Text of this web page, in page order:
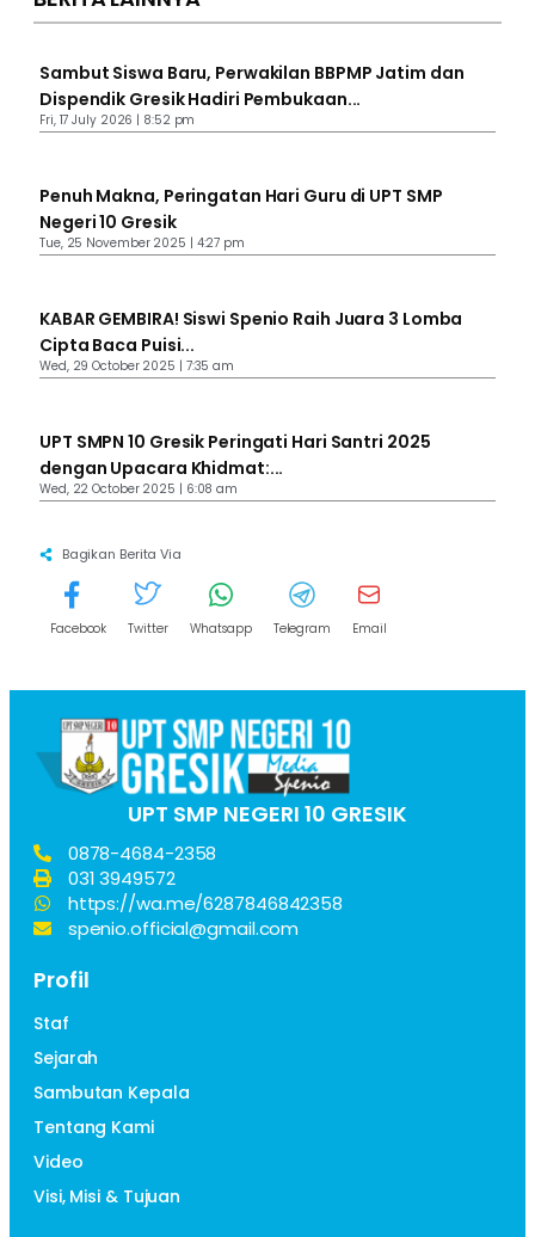
Sambut Siswa Baru, Perwakilan BBPMP Jatim dan
Dispendik Gresik Hadiri Pembukaan...
Fri, 17 July 2026 | 8:52 pm
Penuh Makna, Peringatan Hari Guru di UPT SMP
Negeri 10 Gresik
Tue, 25 November 2025 | 4:27 pm
KABAR GEMBIRA! Siswi Spenio Raih Juara 3 Lomba
Cipta Baca Puisi...
Wed, 29 October 2025 | 7:35 am
UPT SMPN 10 Gresik Peringati Hari Santri 2025
dengan Upacara Khidmat:...
Wed, 22 October 2025 | 6:08 am
Bagikan Berita Via
Facebook Twitter Whatsapp Telegram Email
UPT SMP NEGERI 10 GRESIK
0878-4684-2358
031 3949572
https://wa.me/6287846842358
spenio.official@gmail.com
Profil
Staf
Sejarah
Sambutan Kepala
Tentang Kami
Video
Visi, Misi & Tujuan